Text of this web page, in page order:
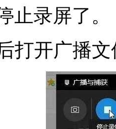
止录屏了。
开广播文